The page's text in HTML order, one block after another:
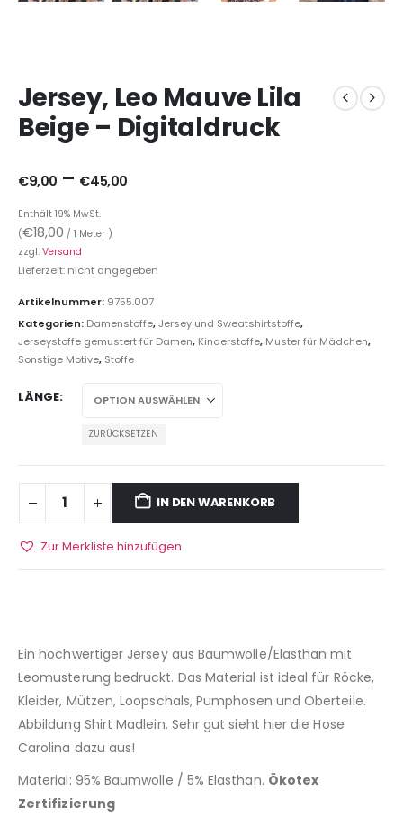
Jersey, Leo Mauve Lila
Beige – Digitaldruck
€9,00 – €45,00
Enthält 19% MwSt.
(€18,00 / 1 Meter )
zzgl. Versand
Lieferzeit: nicht angegeben
Artikelnummer: 9755.007
Kategorien: Damenstoffe,Jersey und Sweatshirtstoffe,
Jerseystoffe gemustert für Damen, Kinderstoffe, Muster für Mädchen,
Sonstige Motive, Stoffe
LÄNGE
ZURÜCKSETZEN
IN DEN WARENKORB
Zur Merkliste hinzufügen
Ein hochwertiger Jersey aus Baumwolle/Elasthan mit
Leomusterung bedruckt. Das Material ist ideal für Röcke,
Kleider, Mützen, Loopschals, Pumphosen und Oberteile.
Abbildung Shirt Madlein. Sehr gut sieht hier die Hose
Carolina dazu aus!
Material: 95% Baumwolle / 5% Elasthan. Ökotex
Zertifizierung